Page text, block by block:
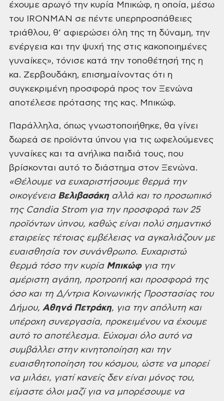
έχουμε αρωγό την κυρία Μπικώφ, η οποία, μέσω
του IRONMAN σε πέντε υπερπροσπάθειες
τριάθλου, θ’ αφιερώσει όλη της τη δύναμη, την
ενέργεια και την ψυχή της στις κακοποιημένες
γυναίκες», τόνισε κατά την τοποθέτησή της η
κα. Ζερβουδάκη, επισημαίνοντας ότι η
συγκεκριμένη προσφορά προς τον Ξενώνα
αποτέλεσε πρότασης της κας. Μπικώφ.
Παράλληλα, όπως γνωστοποιήθηκε, θα γίνει
δωρεά σε προϊόντα ύπνου για τις ωφελούμενες
γυναίκες και τα ανήλικα παιδιά τους, που
βρίσκονται αυτό το διάστημα στον Ξενώνα.
«Θέλουμενα ευχαριστήσουμε θερμά την
οικογένεια Βελιβασάκηαλλά και το προσωπικό
της Candia Strom για την προσφορά των 25
προϊόντων ύπνου, καθώς είναι πολύ σημαντικό
εταιρείες τέτοιας εμβέλειας να αγκαλιάζουν με
ευαισθησία τον συνάνθρωπο. Ευχαριστώ
θερμά τόσο την κυρία Μπικώφ για την
αμέριστη αγάπη, προτροπή και προσφορά της
όσο και τη Δ/ντρια Κοινωνικής Προστασίας του
Δήμου, ΑθηνάΠετράκη, για την απόλυτη και
υπέροχη συνεργασία, προκειμένου να έχουμε
αυτότο αποτέλεσμα. Εύχομαι όλο αυτό να
συμβάλλει στην κινητοποίηση και την
ευαισθητοποίηση του κόσμου, ώστε να μπορεί
να μιλάει, γιατί κανείς δεν είναι μόνος του,
είμαστε όλοι μαζί για να μπορέσουμε να